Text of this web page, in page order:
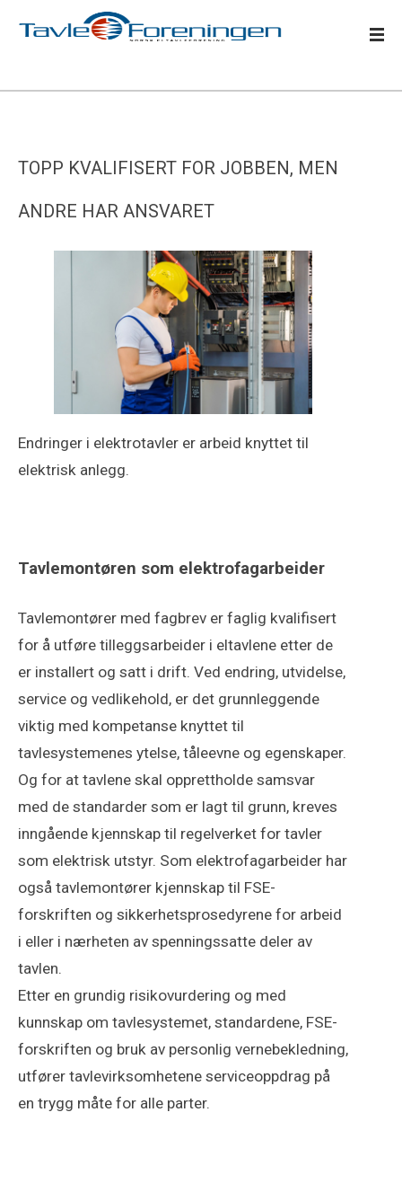
TOPP KVALIFISERT FOR JOBBEN, MEN
ANDRE HAR ANSVARET
Endringer i elektrotavler er arbeid knyttet til
elektrisk anlegg.
Tavlemontøren som elektrofagarbeider
Tavlemontører med fagbrev er faglig kvalifisert
for å utføre tilleggsarbeider i eltavlene etter de
er installert og satt i drift. Ved endring, utvidelse,
service og vedlikehold, er det grunnleggende
viktig med kompetanse knyttet til
tavlesystemenes ytelse, tåleevne og egenskaper.
Og for at tavlene skal opprettholde samsvar
med de standarder som er lagt til grunn, kreves
inngående kjennskap til regelverket for tavler
som elektrisk utstyr. Som elektrofagarbeider har
også tavlemontører kjennskap til FSE-
forskriften og sikkerhetsprosedyrene for arbeid
i eller i nærheten av spenningssatte deler av
tavlen.
Etter en grundig risikovurdering og med
kunnskap om tavlesystemet, standardene, FSE-
forskriften og bruk av personlig vernebekledning,
utfører tavlevirksomhetene serviceoppdrag på
en trygg måte for alle parter.